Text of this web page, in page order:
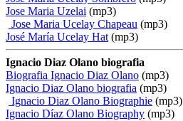
Jose Maria Uzelai (mp3)
Jose Maria Ucelay Chapeau (mp3)
José María Ucelay Hat(mp3)
Ignacio Diaz Olano biografia
Biografia Ignacio Diaz Olano (mp3)
Ignacio Diaz Olano biografia (mp3)
Ignacio Diaz Olano Biographie (mp3)
Ignacio Díaz Olano Biography (mp3)